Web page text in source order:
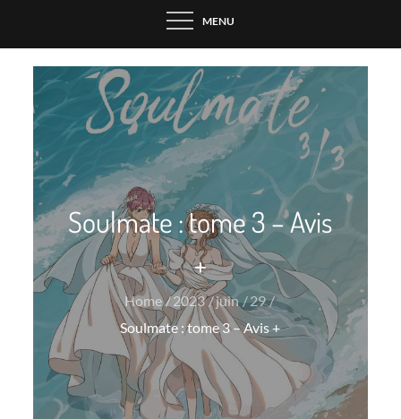
MENU
Soulmate : tome 3 – Avis
+
Home 2023 juin
29
Soulmate : tome 3 – Avis +